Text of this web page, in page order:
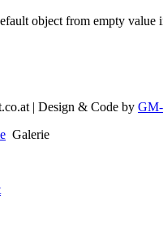
object from empty value
| Design & Code by
Galerie